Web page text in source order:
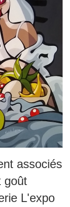
associés
goût
L'expo